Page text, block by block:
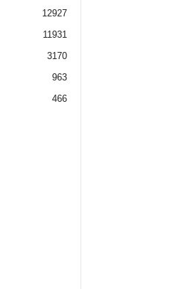
12927
11931
3170
963
466